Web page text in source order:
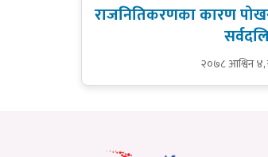
राजनितिकरणका कारण
२०७८ आश्विन